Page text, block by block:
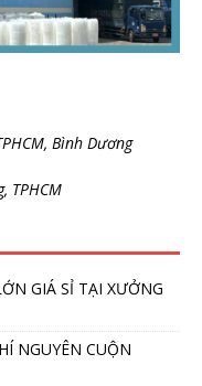
Bình Dương
TPHCM
GIÁ SỈ TẠI XƯỞNG
NGUYÊN CUỘN